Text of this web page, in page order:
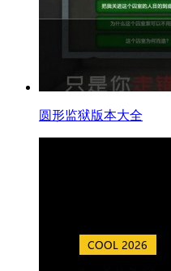
圆形监狱版本大全